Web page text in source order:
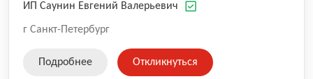
ИП Саунин Евгений Валерьевич
г Санкт-Петербург
Подробнее Откликнуться